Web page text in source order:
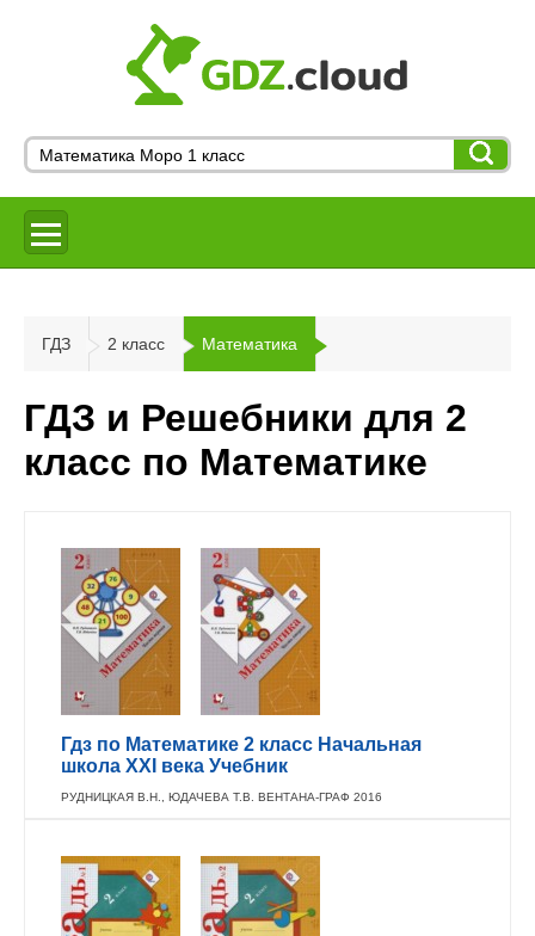
ГДЗ 2 класс Математика
ГДЗ и Решебники для 2
класс по Математике
Гдз по Математике 2 класс Начальная
школа XXI века Учебник
РУДНИЦКАЯ В.Н., ЮДАЧЕВА Т.В. ВЕНТАНА-ГРАФ 2016